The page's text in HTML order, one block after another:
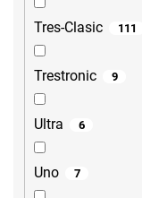
Tres-Clasic 111
Trestronic 9
Ultra 6
Uno 7